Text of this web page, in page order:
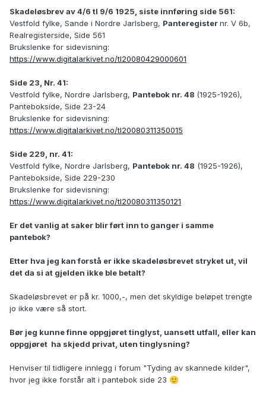
Skadeløsbrev av 4/6 tl 9/6 1925, siste innføring side 561:
Vestfold fylke, Sande i Nordre Jarlsberg, Panteregisternr. V 6b,
Realregisterside, Side 561
Brukslenke for sidevisning:
https://www.digitalarkivet.no/tl20080429000601
Side 23, Nr. 41:
Vestfold fylke, Nordre Jarlsberg, Pantebok nr. 48 (1925-1926),
Pantebokside, Side 23-24
Brukslenke for sidevisning:
https://www.digitalarkivet.no/tl20080311350015
Side 229, nr. 41:
Vestfold fylke, Nordre Jarlsberg, Pantebok nr. 48 (1925-1926),
Pantebokside, Side 229-230
Brukslenke for sidevisning:
https://www.digitalarkivet.no/tl20080311350121
Er det vanlig at saker blir ført inn to ganger i samme
pantebok?
Etter hva jeg kan forstå er ikke skadeløsbrevet stryket ut, vil
det da si at gjelden ikke ble betalt?
Skadeløsbrevet er på kr. 1000,-, men det skyldige beløpet trengte
jo ikke være så stort.
Bør jeg kunne finne oppgjøret tinglyst, uansett utfall, eller kan
oppgjøret ha skjedd privat, uten tinglysning?
Henviser til tidligere innlegg i forum "Tyding av skannede kilder",
hvor jeg ikke forstår alt i pantebok side 23 🙂